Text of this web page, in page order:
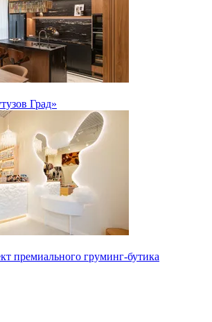
Град»
премиального груминг-бутика